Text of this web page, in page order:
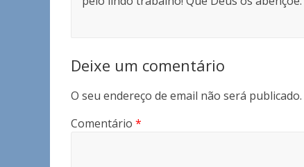
Deixe um comentário
O seu endereço de email não será publicado.
Comentário *